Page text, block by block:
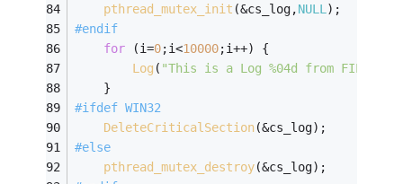
pthread_mutex_init (&cs_log,NULL);
#endif
for (i=0;i<10000;i++) {
Log ( "This is a Log %04d from FILE:%s
    }
#ifdef WIN32
DeleteCriticalSection(&cs_log);
#else
pthread_mutex_destroy(&cs_log);